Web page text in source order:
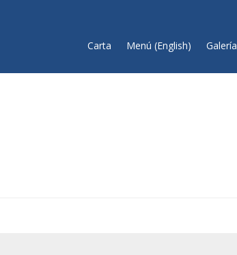
Carta Menú (English) Galería